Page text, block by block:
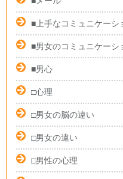
■上手なコミュニケーシ
■男女のコミュニケーシ
■男心
□心理
□男女の脳の違い
□男女の違い
□男性の心理